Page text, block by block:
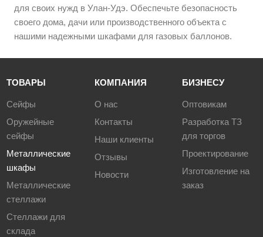
для своих нужд в Улан-Удэ. Обеспечьте безопасность
своего дома, дачи или производственного объекта с
нашими надежными шкафами для газовых баллонов.
ТОВАРЫ
Сейфы
Оружейные
сейфы
Металлические
шкафы
Металлические
стеллажи
Стеллажи для
склада
КОМПАНИЯ
О нас
Контакты
Наши клиенты
Отзывы
Новости
БИЗНЕСУ
Оптовикам
Разработка ТЗ
для торгов
Проектирование
Изготовление на
заказ